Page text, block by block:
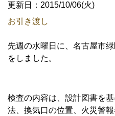
更新日：2015/10/06(火)
お引き渡し
先週の水曜日に、名古屋市
をしました。
検査の内容は、設計図書を
法、換気口の位置、火災警